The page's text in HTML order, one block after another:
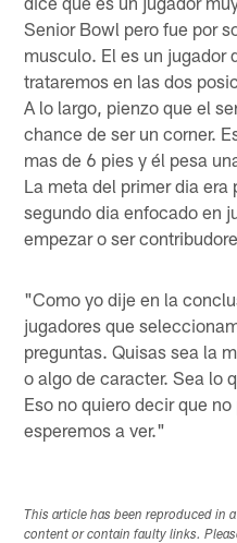
Senior Bowl pero fue por
musculo. El es un jugador
trataremos en las dos
A lo largo, pienzo que el
chance de ser un corner.
mas de 6 pies y él pesa
La meta del primer dia era
segundo dia enfocado en
empezar o ser
"Como yo dije en la
jugadores que
preguntas. Quisas sea la
o algo de caracter. Sea lo
Eso no quiero decir que
esperemos a ver."
This article has been reproduced in
content or contain faulty links.